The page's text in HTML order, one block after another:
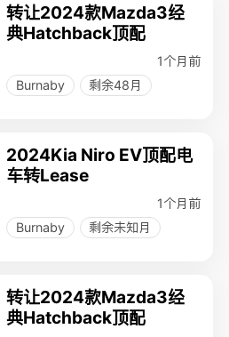
转让2024款Mazda3经
典Hatchback顶配
1个月前
Burnaby
剩余48月
2024Kia Niro EV顶配电
车转Lease
1个月前
Burnaby
剩余未知月
转让2024款Mazda3经
典Hatchback顶配